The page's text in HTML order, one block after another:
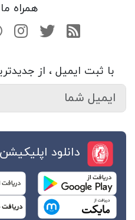
همراه
RSS توییتر
با ثبت ایمیل ، از
دانلود